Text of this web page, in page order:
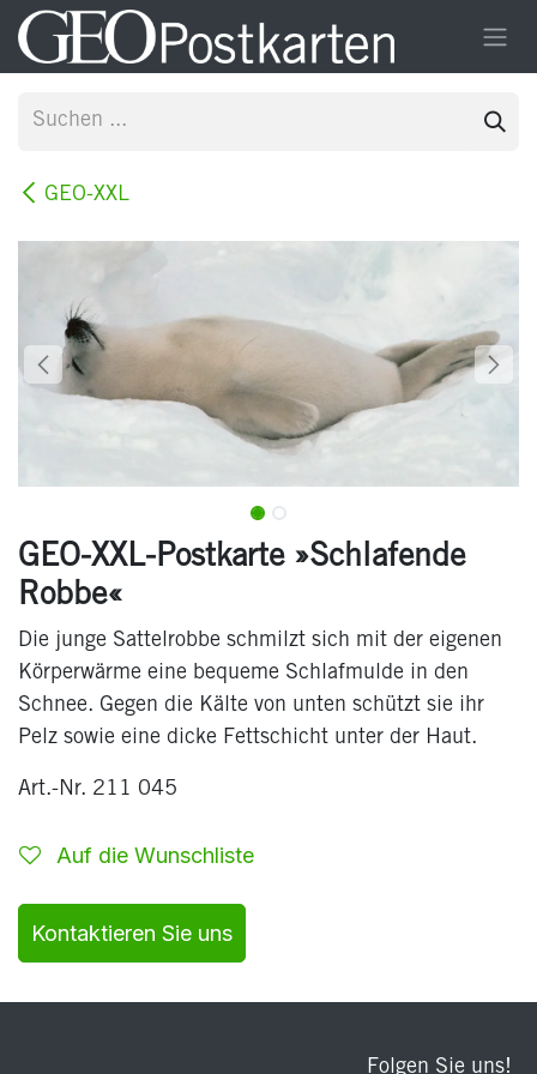
Zum Inhalt springen
GEO-XXL
GEO-XXL-Postkarte »Schlafende
Robbe«
Die junge Sattelrobbe schmilzt sich mit der eigenen
Körperwärme eine bequeme Schlafmulde in den
Schnee. Gegen die Kälte von unten schützt sie ihr
Pelz sowie eine dicke Fettschicht unter der Haut.
Art.-Nr. 211 045
Auf die Wunschliste
Kontaktieren Sie uns
Folgen Sie uns!